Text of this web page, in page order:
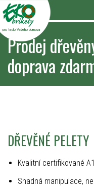
pro teplo Vašeho domova
Prodej
doprava
DŘEVĚNÉ PELETY
Kvalitní certifikované
Snadná manipulace,